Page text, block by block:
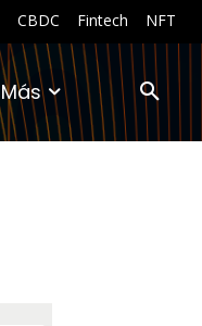
CBDC Fintech NFT
Más